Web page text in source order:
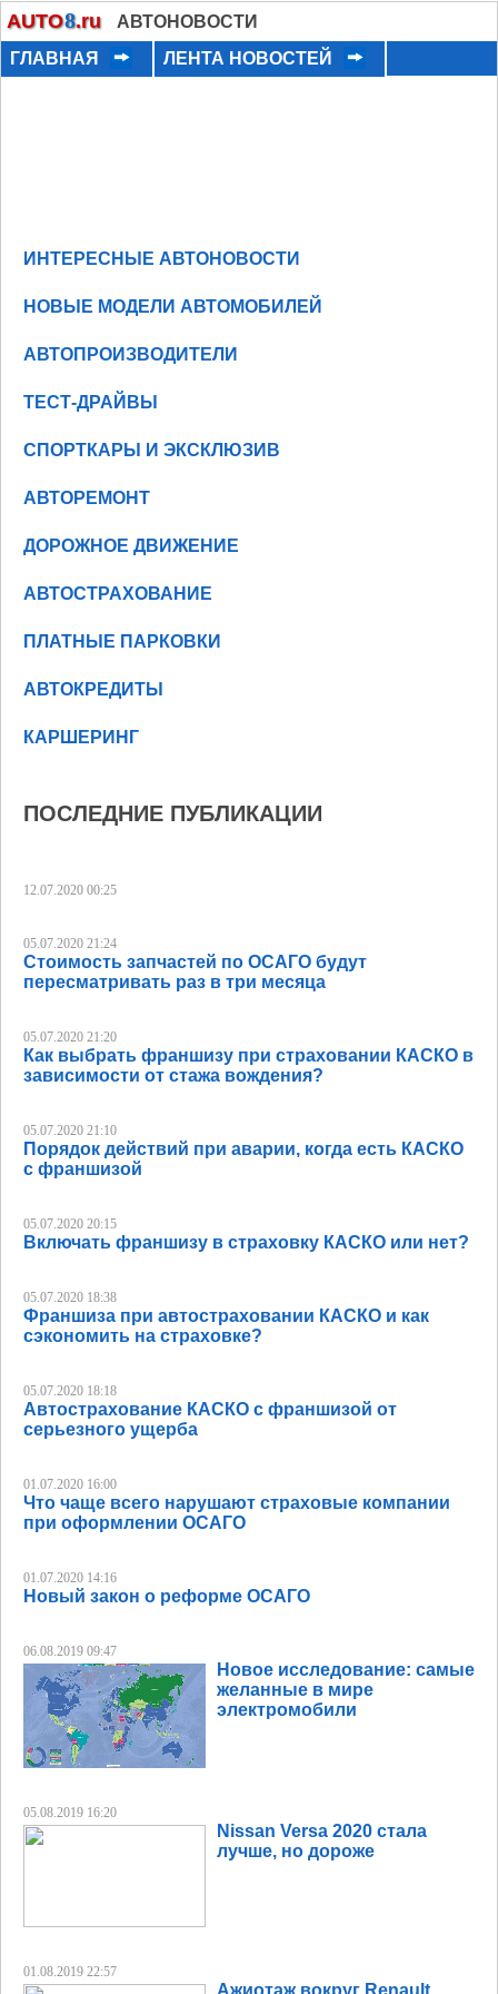
AUTO8.ru
АВТОНОВОСТИ
ГЛАВНАЯ
ЛЕНТА НОВОСТЕЙ
ИНТЕРЕСНЫЕ АВТОНОВОСТИ
НОВЫЕ МОДЕЛИ АВТОМОБИЛЕЙ
АВТОПРОИЗВОДИТЕЛИ
ТЕСТ-ДРАЙВЫ
СПОРТКАРЫ И ЭКСКЛЮЗИВ
АВТОРЕМОНТ
ДОРОЖНОЕ ДВИЖЕНИЕ
АВТОСТРАХОВАНИЕ
ПЛАТНЫЕ ПАРКОВКИ
АВТОКРЕДИТЫ
КАРШЕРИНГ
ПОСЛЕДНИЕ ПУБЛИКАЦИИ
12.07.2020 00:25
05.07.2020 21:24
Стоимость запчастей по ОСАГО будут
пересматривать раз в три месяца
05.07.2020 21:20
Как выбрать франшизу при страховании КАСКО в
зависимости от стажа вождения?
05.07.2020 21:10
Порядок действий при аварии, когда есть КАСКО
с франшизой
05.07.2020 20:15
Включать франшизу в страховку КАСКО или нет?
05.07.2020 18:38
Франшиза при автостраховании КАСКО и как
сэкономить на страховке?
05.07.2020 18:18
Автострахование КАСКО с франшизой от
серьезного ущерба
01.07.2020 16:00
Что чаще всего нарушают страховые компании
при оформлении ОСАГО
01.07.2020 14:16
Новый закон о реформе ОСАГО
06.08.2019 09:47
Новое исследование: самые
желанные в мире
электромобили
05.08.2019 16:20
Nissan Versa 2020 стала
лучше, но дороже
01.08.2019 22:57